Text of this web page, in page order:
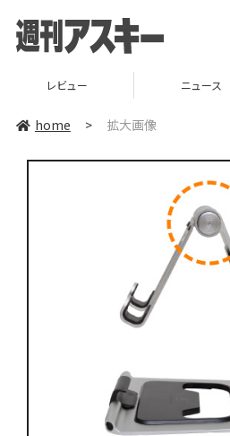
レビュー ニュース
home > 拡大画像